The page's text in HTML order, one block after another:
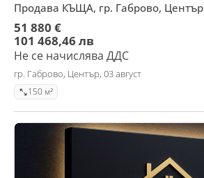
Продава КЪЩА, гр. Габрово, Център
51 880 €
101 468,46 лв
Не се начислява ДДС
гр. Габрово, Център, 03 август
150 м²